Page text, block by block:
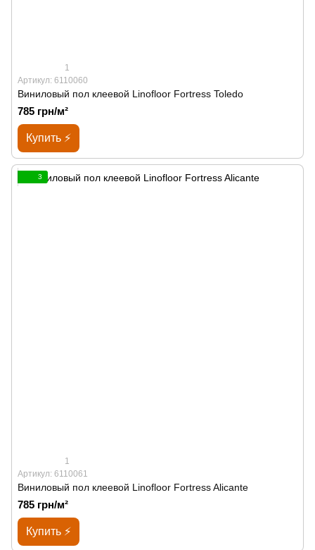
1
Артикул: 6110060
Виниловый пол клеевой Linofloor Fortress Toledo
785 грн/м²
Купить ⚡
3
1
Артикул: 6110061
Виниловый пол клеевой Linofloor Fortress Alicante
785 грн/м²
Купить ⚡